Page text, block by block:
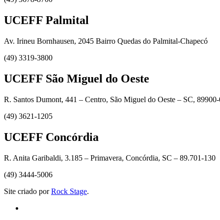
UCEFF Palmital
Av. Irineu Bornhausen, 2045 Bairro Quedas do Palmital-Chapecó
(49) 3319-3800
UCEFF São Miguel do Oeste
R. Santos Dumont, 441 – Centro, São Miguel do Oeste – SC,
(49) 3621-1205
UCEFF Concórdia
R. Anita Garibaldi, 3.185 – Primavera, Concórdia, SC – 89.701-130
(49) 3444-5006
Site criado porRock Stage.